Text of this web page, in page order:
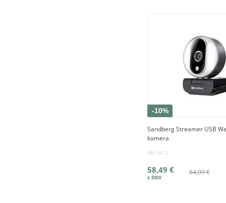
-10%
Sandberg Streamer USB
kamera
SB13412
64,99 €
58,49 €